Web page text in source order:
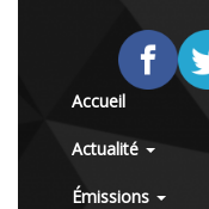
Accueil
Actualité
Émissions